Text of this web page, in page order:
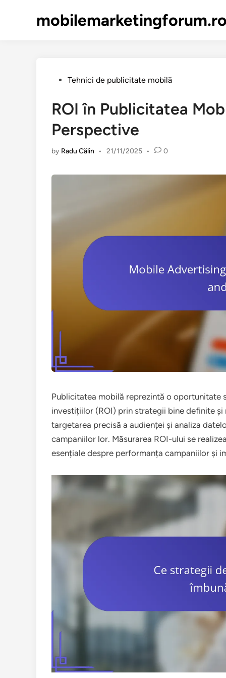
PostedTehnici de publicitate mobilă
ROI în Publicitatea
Perspective
by Radu Călin • 21/11/2025 • 0
Publicitatea mobilă reprezintă o
investițiilor (ROI) prin strategii bine definite
targetarea precisă a audienței și analiza
campaniilor lor. Măsurarea ROI-ului se
esențiale despre performanța campaniilor și